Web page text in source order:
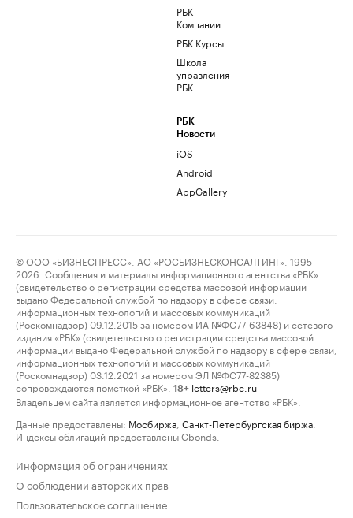
РБК
Компании
РБК Курсы
Школа
управления
РБК
РБК
Новости
iOS
Android
AppGallery
© ООО «БИЗНЕСПРЕСС», АО «РОСБИЗНЕСКОНСАЛТИНГ», 1995–
2026. Сообщения и материалы информационного агентства «РБК»
(свидетельство о регистрации средства массовой информации
выдано Федеральной службой по надзору в сфере связи,
информационных технологий и массовых коммуникаций
(Роскомнадзор) 09.12.2015 за номером ИА №ФС77-63848) и сетевого
издания «РБК» (свидетельство о регистрации средства массовой
информации выдано Федеральной службой по надзору в сфере связи,
информационных технологий и массовых коммуникаций
(Роскомнадзор) 03.12.2021 за номером ЭЛ №ФС77-82385)
сопровождаются пометкой «РБК».
18+ letters@rbc.ru
Владельцем сайта является информационное агентство «РБК».
Данные предоставлены: Мосбиржа Санкт-Петербургская биржа
Индексы облигаций предоставлены Cbonds.
Информация об ограничениях
О соблюдении авторских прав
Пользовательское соглашение